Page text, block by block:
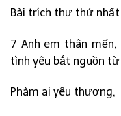
Bài trích thư thứ
7 Anh em thân
tình yêu bắt nguồn từ
Phàm ai yêu thương,